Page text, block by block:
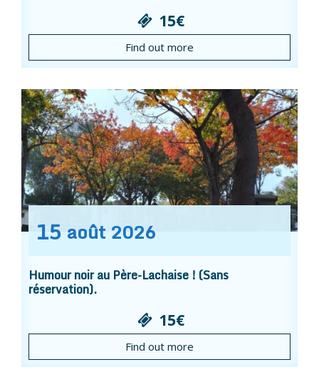
15€
Find out more
15 août 2026
Humour noir au Père-Lachaise ! (Sans
réservation).
15€
Find out more